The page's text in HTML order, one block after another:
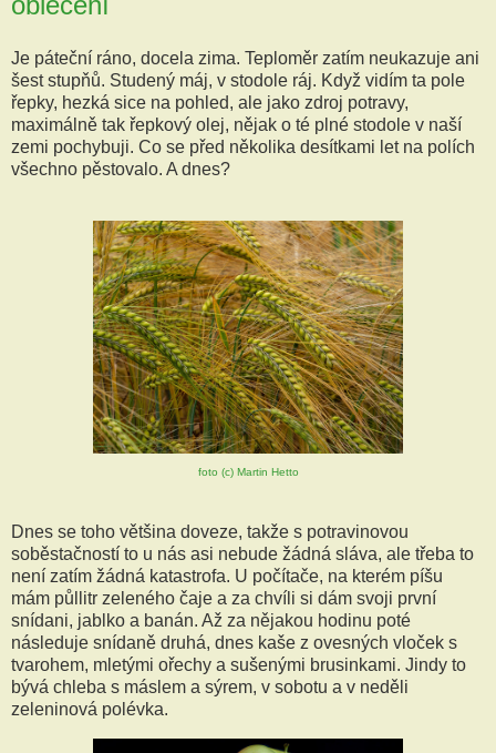
Je páteční ráno, docela zima. Teploměr zatím neukazuje ani
šest stupňů. Studený máj, v stodole ráj. Když vidím ta pole
řepky, hezká sice na pohled, ale jako zdroj potravy,
maximálně tak řepkový olej, nějak o té plné stodole v naší
zemi pochybuji. Co se před několika desítkami let na polích
všechno pěstovalo. A dnes?
foto (c) Martin Hetto
Dnes se toho většina doveze, takže s potravinovou
soběstačností to u nás asi nebude žádná sláva, ale třeba to
není zatím žádná katastrofa. U počítače, na kterém píšu
mám půllitr zeleného čaje a za chvíli si dám svoji první
snídani, jablko a banán. Až za nějakou hodinu poté
následuje snídaně druhá, dnes kaše z ovesných vloček s
tvarohem, mletými ořechy a sušenými brusinkami. Jindy to
bývá chleba s máslem a sýrem, v sobotu a v neděli
zeleninová polévka.